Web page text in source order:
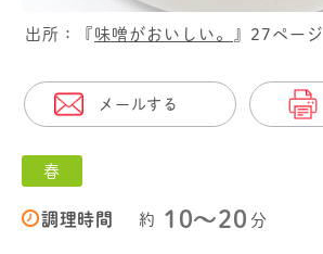
出所：『 味噌がおいしい。 』27ページ
メールする
春
調理時間 約 10〜20 分